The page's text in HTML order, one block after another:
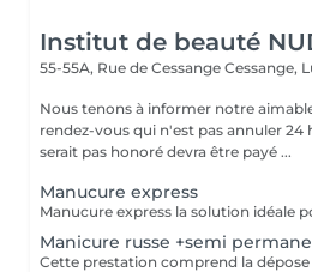
Institut de beauté
55-55A, Rue de Cessange Cessange,
Nous tenons à informer notre
rendez-vous qui n'est pas annuler 24
serait pas honoré devra être payé ...
Manucure express
Manicure russe +semi